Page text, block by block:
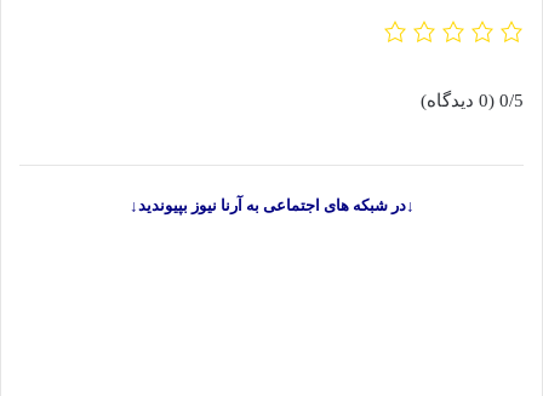
0/5 (0 دیدگاه)
↓در شبکه های اجتماعی به آرنا نیوز بپیوندید↓